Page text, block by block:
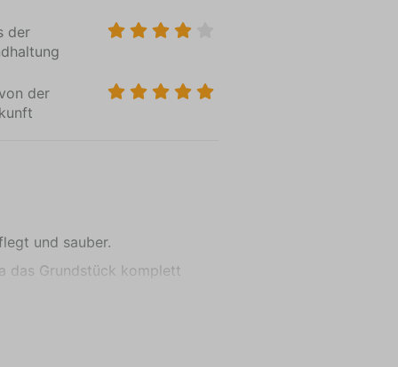
allem
der
der
und sauber.
das Grundstück komplett